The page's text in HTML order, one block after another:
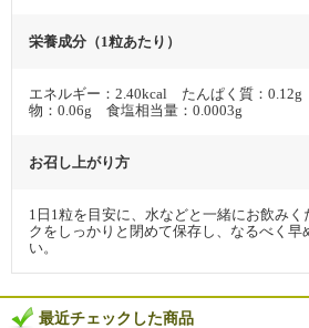
栄養成分（1粒あたり）
エネルギー：2.40kcal たんぱく質：
物：0.06g 食塩相当量：0.0003g
お召し上がり方
1日1粒を目安に、水などと一緒にお飲みく
クをしっかりと閉めて保存し、なるべく早
い。
最近チェックした商品